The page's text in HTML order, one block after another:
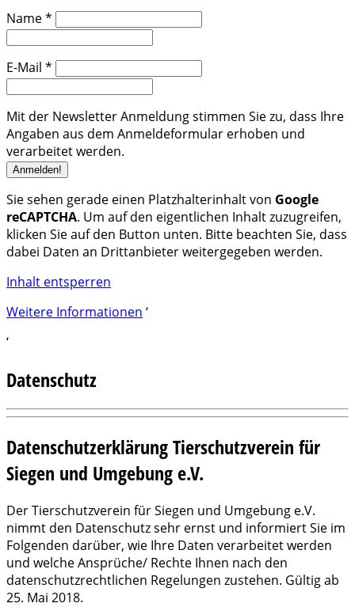
Name*
E-Mail *
Mit der Newsletter Anmeldung stimmen Sie zu, dass Ihre
Angaben aus dem Anmeldeformular erhoben und
verarbeitet werden.
Sie sehen gerade einen Platzhalterinhalt von Google
reCAPTCHA. Um auf den eigentlichen Inhalt zuzugreifen,
klicken Sie auf den Button unten. Bitte beachten Sie, dass
dabei Daten an Drittanbieter weitergegeben werden.
Inhalt entsperren
Weitere Informationen ‘
‘
Datenschutz
Datenschutzerklärung Tierschutzverein für
Siegen und Umgebung e.V.
Der Tierschutzverein für Siegen und Umgebung e.V.
nimmt den Datenschutz sehr ernst und informiert Sie im
Folgenden darüber, wie Ihre Daten verarbeitet werden
und welche Ansprüche/ Rechte Ihnen nach den
datenschutzrechtlichen Regelungen zustehen. Gültig ab
25. Mai 2018.